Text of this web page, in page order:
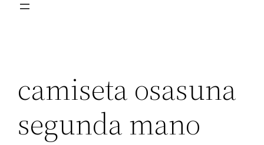
camiseta osasuna
segunda mano